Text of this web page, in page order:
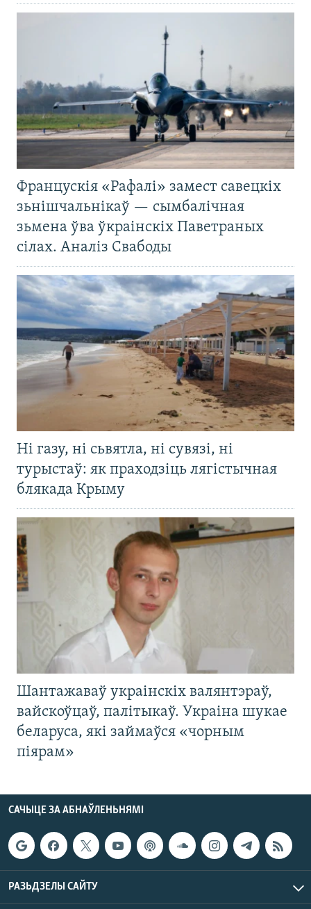
Францускія «Рафалі» замест савецкіх
зьнішчальнікаў — сымбалічная
зьмена ўва ўкраінскіх Паветраных
сілах. Аналіз Свабоды
Ні газу, ні сьвятла, ні сувязі, ні
турыстаў: як праходзіць лягістычная
блякада Крыму
Шантажаваў украінскіх валянтэраў,
вайскоўцаў, палітыкаў. Украіна шукае
беларуса, які займаўся «чорным
піярам»
САЧЫЦЕ ЗА АБНАЎЛЕНЬНЯМІ
РАЗЬДЗЕЛЫ САЙТУ